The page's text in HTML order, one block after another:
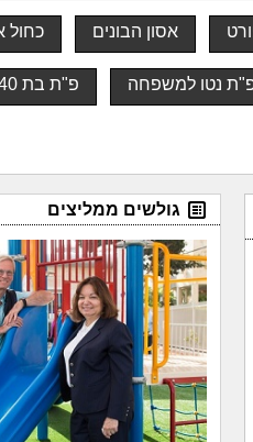
אסון הבונים כחול
נטו למשפחה פ"ת בת 140
גולשים ממליצים